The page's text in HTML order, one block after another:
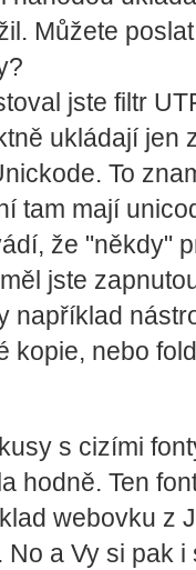
Můžete
jste filtr
ukládají jen
To
tam mají
že "někdy"
jste
například
kopie, nebo
s cizími
hodně. Ten
webovku z
No a Vy si pak